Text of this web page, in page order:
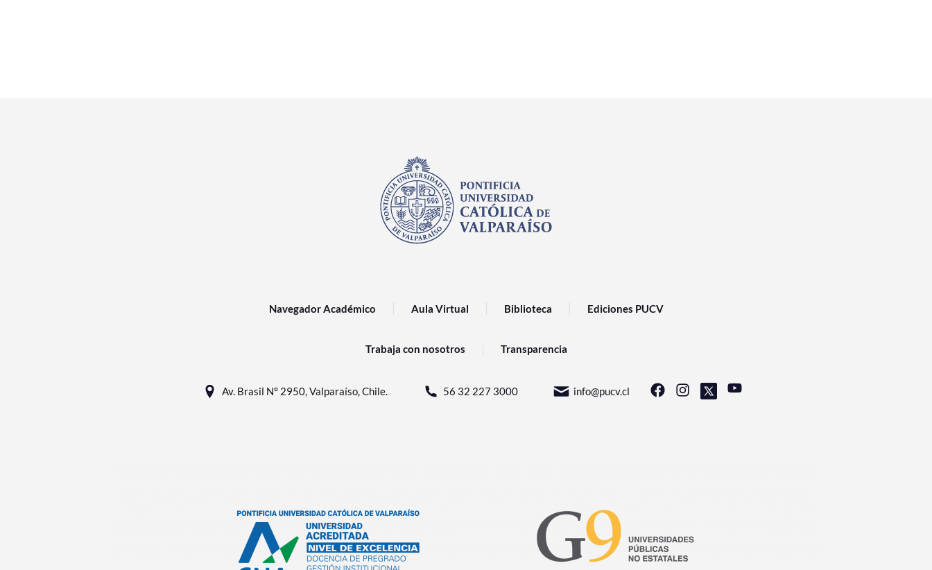
Navegador Académico Aula Virtual Biblioteca Ediciones PUCV
Trabaja con nosotros Transparencia
Av. Brasil N° 2950, Valparaíso, Chile. 56 32 227 3000 info@pucv.cl